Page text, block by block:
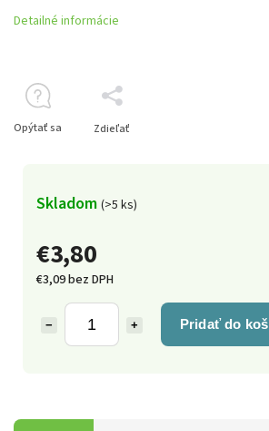
€3,80
€3,09 bez DPH
+
− Pridať do
Skladom (>5 ks)
Detailné informácie
Opýtať sa Zdieľať